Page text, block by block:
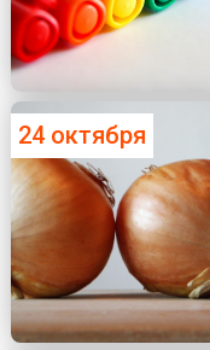
24 октября